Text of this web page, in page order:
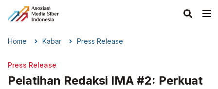
Home Kabar Press Release
Press Release
Pelatihan Redaksi IMA #2: Perkuat